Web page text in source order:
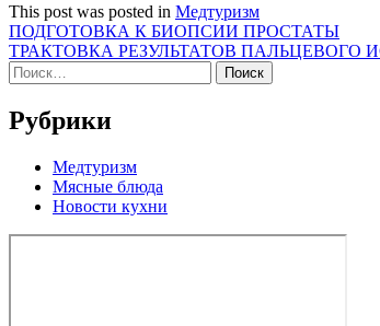
This post was posted in Медтуризм
Навигация
по
записям
ПОДГОТОВКА К БИОПСИИ ПРОСТАТЫ
ТРАКТОВКА РЕЗУЛЬТАТОВ
Найти:
Рубрики
Медтуризм
Мясные блюда
Новости кухни